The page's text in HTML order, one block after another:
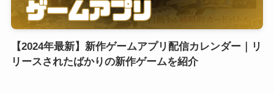
【2024年最新】新作ゲームアプリ配信カレンダー｜リ
リースされたばかりの新作ゲームを紹介